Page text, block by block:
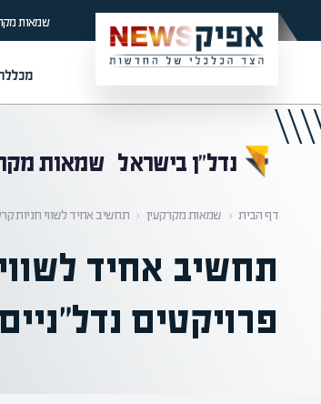
שמאות
נדל”ן בישראל שמאות
דף הבית ‹ שמאות מקרקעין ‹ תחשיב אחיד לשווי חניות
תחשיב אחיד
פרויקטים